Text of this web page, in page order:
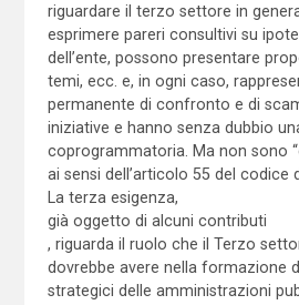
riguardare il terzo settore in
esprimere pareri consultivi su
dell’ente, possono presentare
temi, ecc. e, in ogni caso,
permanente di confronto e di
iniziative e hanno senza dubbio
coprogrammatoria. Ma non sono
ai sensi dell’articolo 55 del codice
La terza esigenza,
già oggetto di alcuni contributi
, riguarda il ruolo che il Terzo
dovrebbe avere nella formazione
strategici delle amministrazioni